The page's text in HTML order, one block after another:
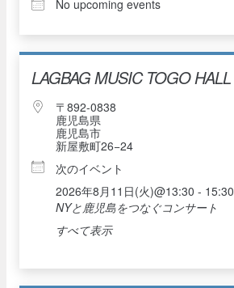
No upcoming events
LAGBAG MUSIC TOGO HALL
〒892-0838
鹿児島県
鹿児島市
新屋敷町26−24
次のイベント
2026年8月11日(火)@13:30 - 15:30
NYと鹿児島をつなぐコンサート
すべて表示